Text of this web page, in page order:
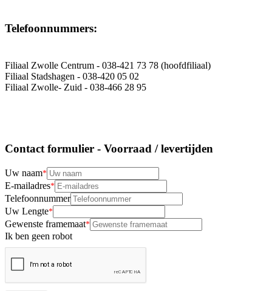
Telefoonnummers:
Filiaal Zwolle Centrum - 038-421 73 78 (hoofdfiliaal)
Filiaal Stadshagen - 038-420 05 02
Filiaal Zwolle- Zuid - 038-466 28 95
Contact formulier - Voorraad / levertijden
Uw naam
E-mailadres
Telefoonnummer
Uw Lengte
Gewenste framemaat
Ik ben geen robot